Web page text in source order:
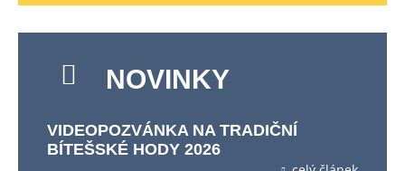
NOVINKY
VIDEOPOZVÁNKA NA TRADIČNÍ
BÍTEŠSKÉ HODY 2026